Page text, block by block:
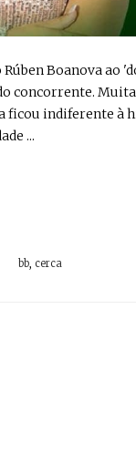
Boanova ao
concorrente.
ficou indiferente à
...
bb, cerca